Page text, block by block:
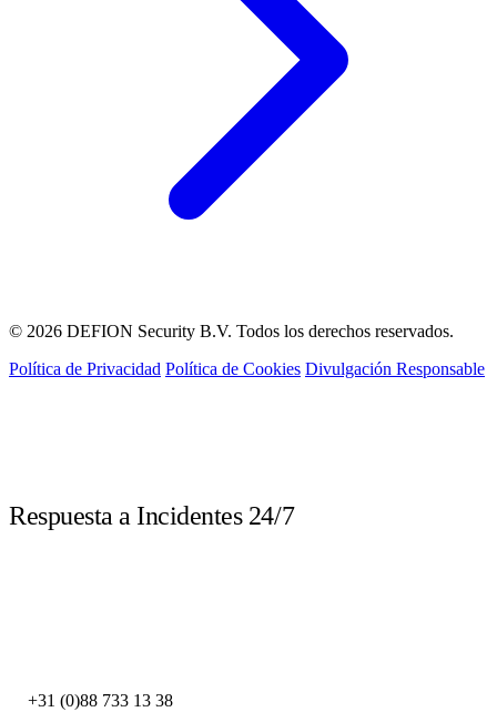
© 2026 DEFION Security B.V. Todos los derechos reservados.
Política de Privacidad Política de Cookies Divulgación Responsable
Respuesta a Incidentes 24/7
+31 (0)88 733 13 38